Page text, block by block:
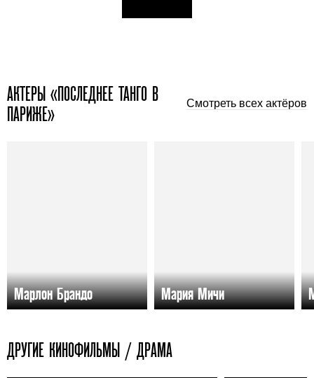
АКТЕРЫ «ПОСЛЕДНЕЕ ТАНГО В
ПАРИЖЕ»
Смотреть всех актёров
Марлон Брандо Мария Мичи
ДРУГИЕ КИНОФИЛЬМЫ / ДРАМА